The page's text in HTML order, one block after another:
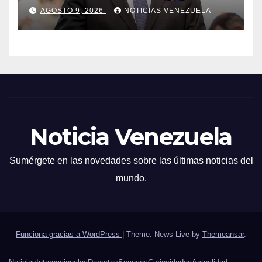
número
AGOSTO 9, 2026 NOTICIAS VENEZUELA
Noticia Venezuela
Sumérgete en las novedades sobre las últimas noticias del
mundo.
Funciona gracias a WordPress Theme: News Live by Themeansar.